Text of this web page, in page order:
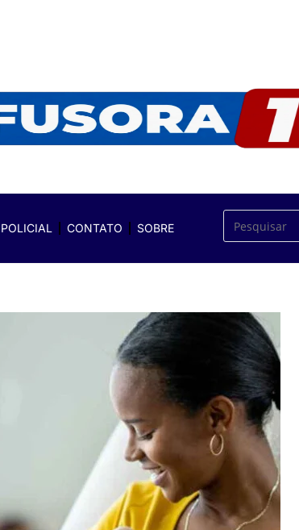
POLICIAL CONTATO SOBRE